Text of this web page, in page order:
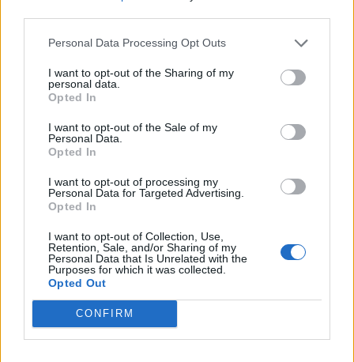
Personal Data Processing Opt Outs
I want to opt-out of the Sharing of my
personal data.
Opted In
I want to opt-out of the Sale of my
Personal Data.
Opted In
I want to opt-out of processing my
Personal Data for Targeted Advertising.
Opted In
I want to opt-out of Collection, Use,
Retention, Sale, and/or Sharing of my
Personal Data that Is Unrelated with the
Purposes for which it was collected.
Opted Out
CONFIRM
Hudson-Odoi potrebbe essere un bel colpo
per la Lazio.
Autore